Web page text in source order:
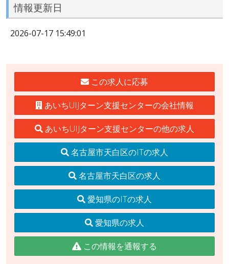
情報更新日
2026-07-17 15:49:01
この求人に応募
あいちUIJターン支援センターの会社情報
あいちUIJターン支援センターの他の求人
名古屋市天白区のITの求人
名古屋市天白区の求人
愛知県のITの求人
愛知県の求人
この情報を通報する